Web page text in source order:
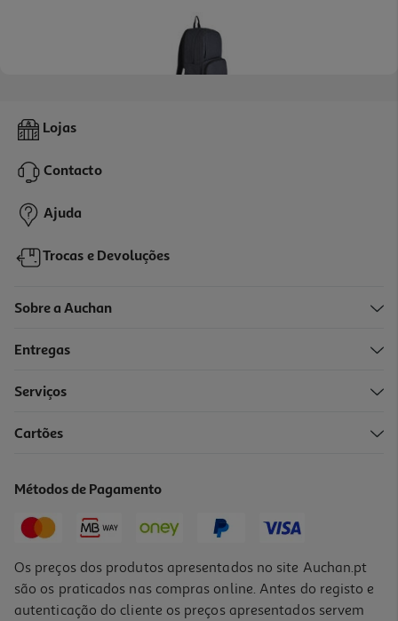
Mochila De Viagem Airport London Eco Preta 43x30x15 Cm
29,99 €
Lojas
Contacto
Ajuda
Trocas e Devoluções
Sobre a Auchan
Entregas
Serviços
Cartões
Métodos de Pagamento
Os preços dos produtos apresentados no site Auchan.pt
são os praticados nas compras online. Antes do registo e
autenticação do cliente os preços apresentados servem